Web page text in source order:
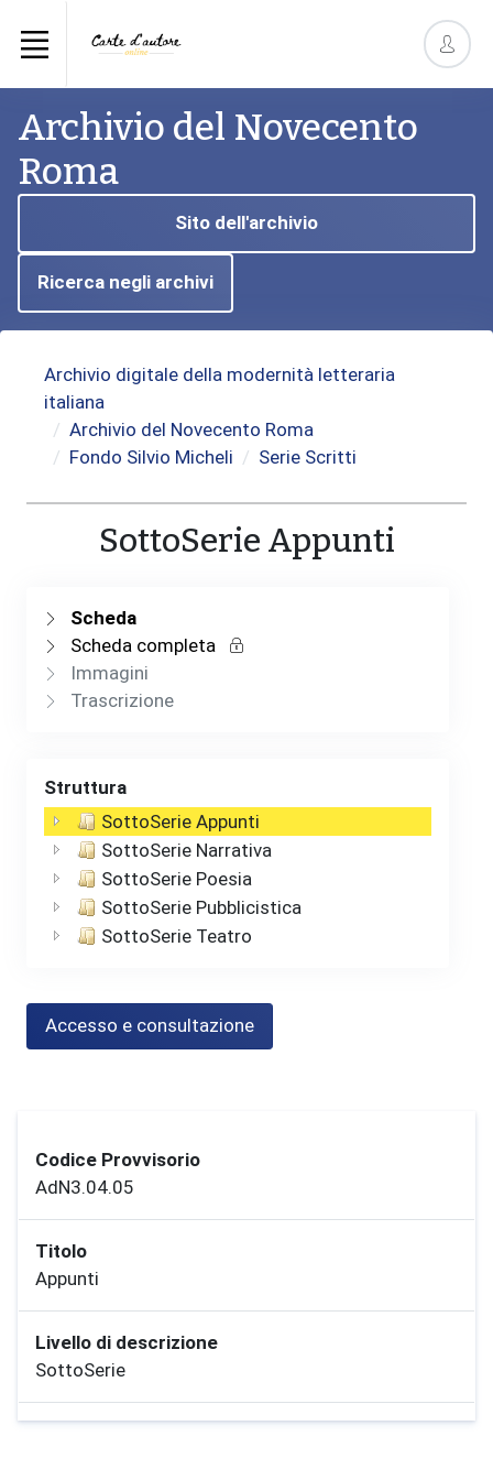
Archivio del Novecento
Roma
Sito dell'archivio
Ricerca negli archivi
Archivio digitale della modernità letteraria
italiana
Archivio del Novecento Roma
Fondo Silvio Micheli
Serie Scritti
SottoSerie Appunti
Scheda
Scheda completa
Immagini
Trascrizione
Struttura
SottoSerie Appunti
SottoSerie Narrativa
SottoSerie Poesia
SottoSerie Pubblicistica
SottoSerie Teatro
Accesso e consultazione
Codice Provvisorio
AdN3.04.05
Titolo
Appunti
Livello di descrizione
SottoSerie